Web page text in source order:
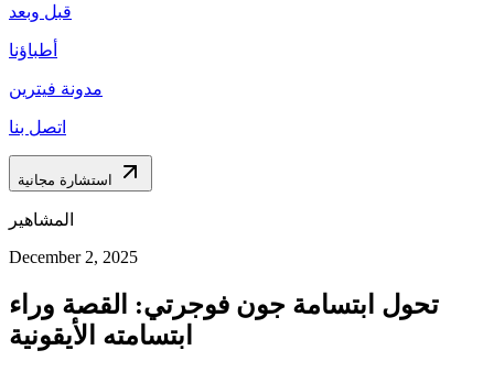
قبل وبعد
أطباؤنا
مدونة فيترين
اتصل بنا
استشارة مجانية
المشاهير
December 2, 2025
تحول ابتسامة جون فوجرتي: القصة وراء
ابتسامته الأيقونية